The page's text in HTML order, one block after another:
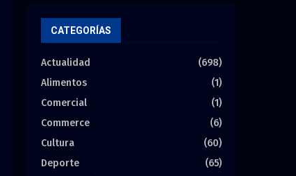
CATEGORÍAS
Actualidad
(698)
Alimentos
(1)
Comercial
(1)
Commerce
(6)
Cultura
(60)
Deporte
(65)